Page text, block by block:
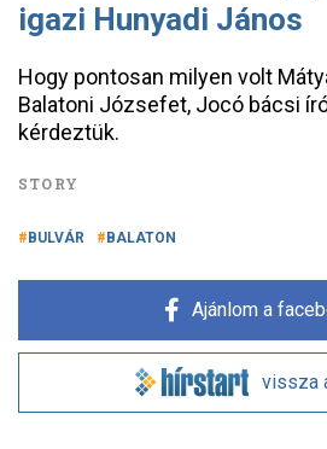
igazi Hunyadi János
Hogy pontosan milyen volt
Balatoni Józsefet, Jocó bácsi
kérdeztük.
STORY
BULVÁR BALATON
Ajánlom a
vissza